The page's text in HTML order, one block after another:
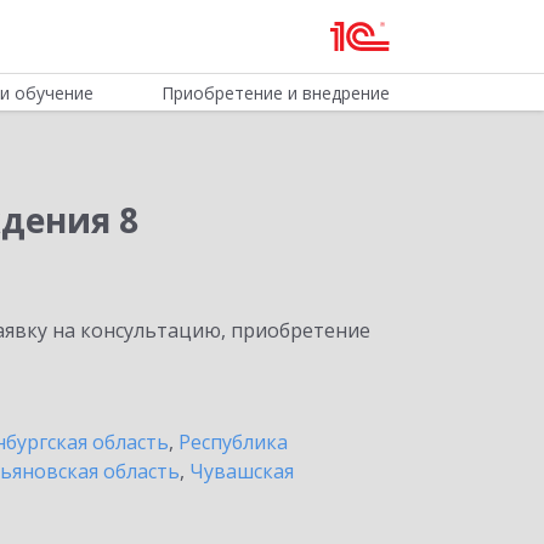
обучение Приобретение и внедрение
8
на консультацию, приобретение
область, Республика
область, Чувашская